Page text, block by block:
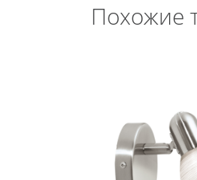
Похожие